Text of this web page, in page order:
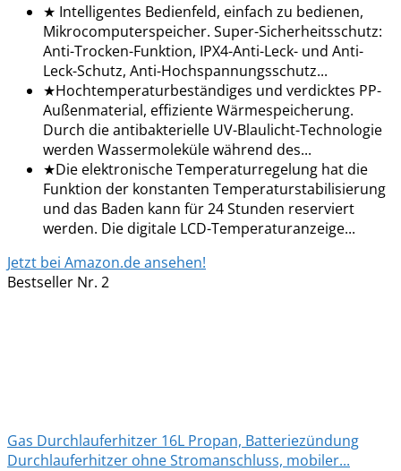
★ Intelligentes Bedienfeld, einfach zu bedienen,
Mikrocomputerspeicher. Super-Sicherheitsschutz:
Anti-Trocken-Funktion, IPX4-Anti-Leck- und Anti-
Leck-Schutz, Anti-Hochspannungsschutz...
★Hochtemperaturbeständiges und verdicktes PP-
Außenmaterial, effiziente Wärmespeicherung.
Durch die antibakterielle UV-Blaulicht-Technologie
werden Wassermoleküle während des...
★Die elektronische Temperaturregelung hat die
Funktion der konstanten Temperaturstabilisierung
und das Baden kann für 24 Stunden reserviert
werden. Die digitale LCD-Temperaturanzeige...
Jetzt bei Amazon.de ansehen!
Bestseller Nr. 2
Gas Durchlauferhitzer 16L Propan, Batteriezündung
Durchlauferhitzer ohne Stromanschluss, mobiler...